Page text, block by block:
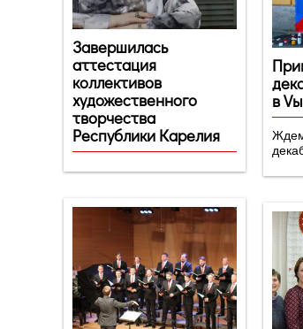
Завершилась
аттестация
коллективов
художественного
творчества
Республики Карелия
в
Ждем